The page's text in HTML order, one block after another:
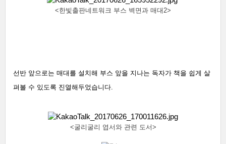
<한빛출판네트워크 부스 벽면과 매대2>
선반 앞으로는 매대를 설치해 부스 앞을 지나는 독자가 책을 쉽게 살
펴볼 수 있도록 진열해두었습니다.
<굴리굴리 엽서와 관련 도서>